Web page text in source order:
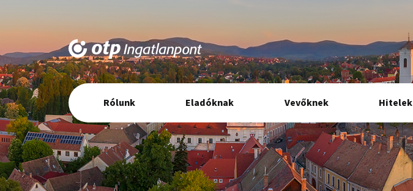
Elsődleges
navigáció
Rólunk Eladóknak Vevőknek Hitelek